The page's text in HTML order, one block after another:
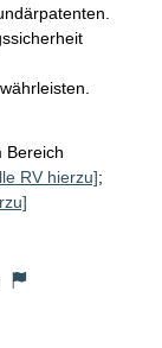
Bereich
RV hierzu];